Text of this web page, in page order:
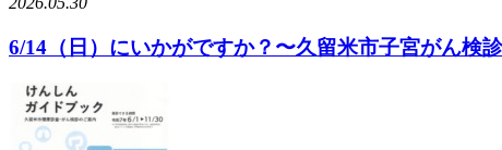
6/14（日）にいかがですか？〜久留米市子宮がん検